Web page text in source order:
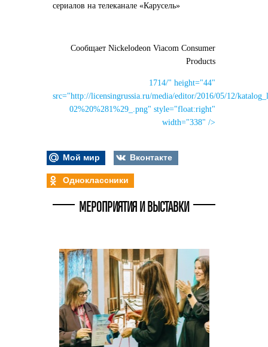
сериалов на телеканале «Карусель»
Сообщает Nickelodeon Viacom Consumer
Products
1714/" height="44"
src="http://licensingrussia.ru/media/editor/2016/05/12/
02%20%281%29_.png" style="float:right"
width="338" />
Мой мир
Вконтакте
Одноклассники
МЕРОПРИЯТИЯ И ВЫСТАВКИ